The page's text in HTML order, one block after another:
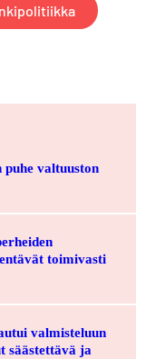
valtuuston
toimivasti
valmisteluun
säästettävä ja